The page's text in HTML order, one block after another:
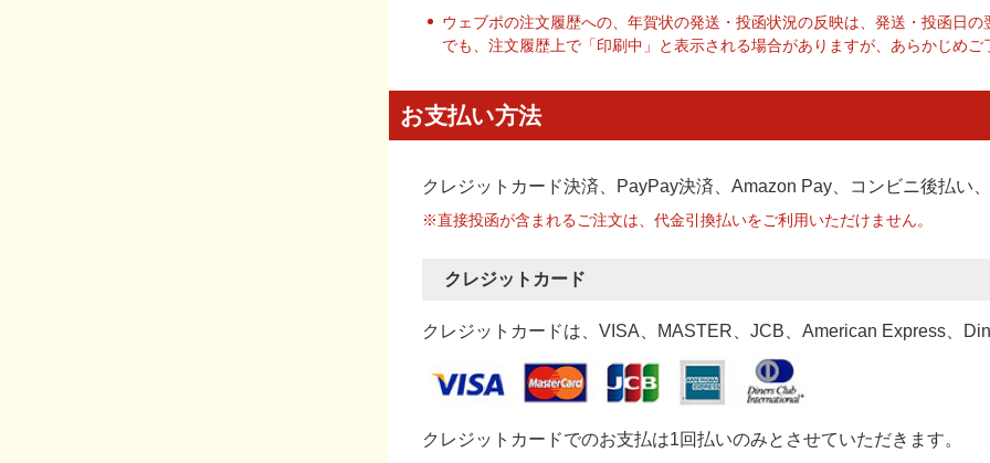
ウェブポの注文履歴への、年賀状の発送・投函状況の反映は、発送・投函日
でも、注文履歴上で「印刷中」と表示される場合がありますが、あらかじめご
お支払い方法
クレジットカード決済、PayPay決済 、Amazon Pay、コンビニ後払い
※直接投函が含まれるご注文は、代金引換払いをご利用いただけません。
クレジットカード
クレジットカードは、VISA、MASTER、JCB、American Express、
クレジットカードでのお支払は1回払いのみとさせていただきます。